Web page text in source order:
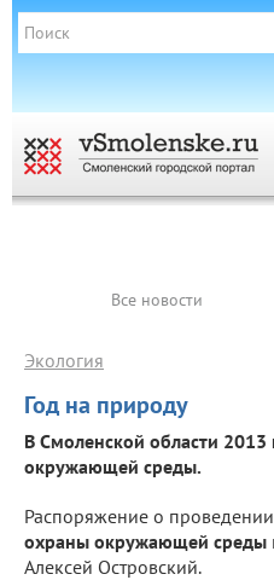
Все новости
Год на природу
Экология
В Смоленской области
окружающей среды.
Распоряжение о
охраны окружающей среды
Алексей Островский.